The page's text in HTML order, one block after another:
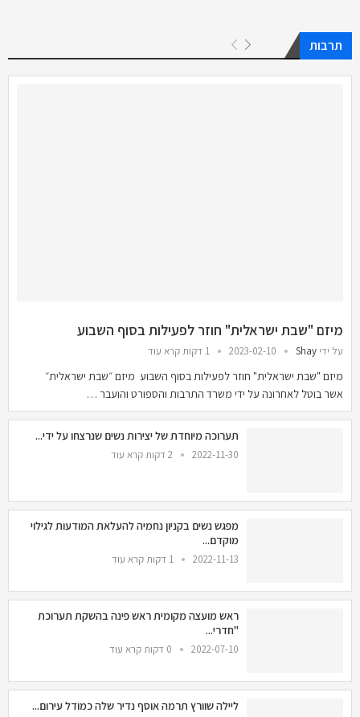
תרבות
מיזם "שבת ישראלית" חוזר לפעילות בסוף השבוע
על ידי Shay
2023-02-10 1 דקות קרא עוד
מיזם "שבת ישראלית" חוזר לפעילות בסוף השבוע מיזם ״שבת ישראלית״
אשר בוטל לאחרונה על ידי משרד התרבות והספורט והועבר …
תערוכה מיוחדת של יצירות נשים שנרצחו על ידי...
2022-11-30 2 דקות קרא עוד
מפגש נשים בקניון נחמיה להעלאת המודעות לגילוי
מוקדם...
2022-11-13 1 דקות קרא עוד
ראש מועצה מקומית ראש פינה בהשקת תערוכת
"חדרי...
2022-07-10 0 דקות קרא עוד
ליילה שוורץ תרמה אוסף נדיר שלה כמודל עירום...